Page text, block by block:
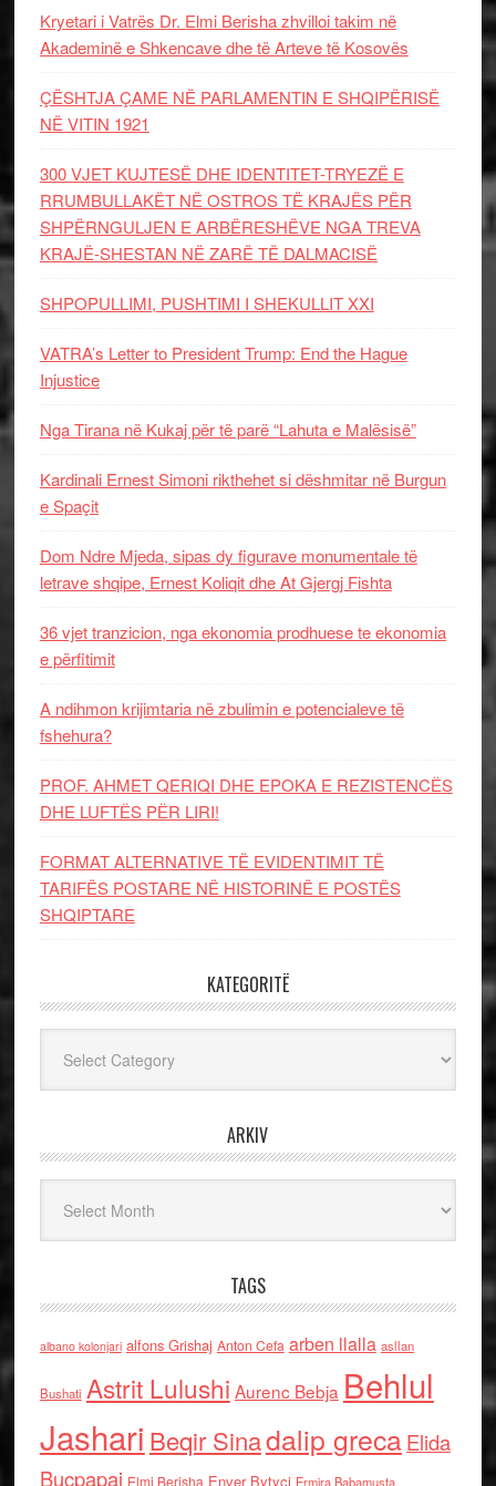
Kryetari i Vatrës Dr. Elmi Berisha zhvilloi takim në
Akademinë e Shkencave dhe të Arteve të Kosovës
ÇËSHTJA ÇAME NË PARLAMENTIN E SHQIPËRISË
NË VITIN 1921
300 VJET KUJTESË DHE IDENTITET-TRYEZË E
RRUMBULLAKËT NË OSTROS TË KRAJËS PËR
SHPËRNGULJEN E ARBËRESHËVE NGA TREVA
KRAJË-SHESTAN NË ZARË TË DALMACISË
SHPOPULLIMI, PUSHTIMI I SHEKULLIT XXI
VATRA’s Letter to President Trump: End the Hague
Injustice
Nga Tirana në Kukaj për të parë “Lahuta e Malësisë”
Kardinali Ernest Simoni rikthehet si dëshmitar në Burgun
e Spaçit
Dom Ndre Mjeda, sipas dy figurave monumentale të
letrave shqipe, Ernest Koliqit dhe At Gjergj Fishta
36 vjet tranzicion, nga ekonomia prodhuese te ekonomia
e përfitimit
A ndihmon krijimtaria në zbulimin e potencialeve të
fshehura?
PROF. AHMET QERIQI DHE EPOKA E REZISTENCЁS
DHE LUFTЁS PЁR LIRI!
FORMAT ALTERNATIVE TË EVIDENTIMIT TË
TARIFËS POSTARE NË HISTORINË E POSTËS
SHQIPTARE
KATEGORITË
ARKIV
TAGS
albano kolonjari alfons Grishaj Anton Cefa arben llalla asllan
Bushati Astrit Lulushi Aurenc Bebja Behlul
Jashari Beqir Sinadalip grecaElida
Buçpapaj Elmi Berisha Enver Bytyci Ermira Babamusta